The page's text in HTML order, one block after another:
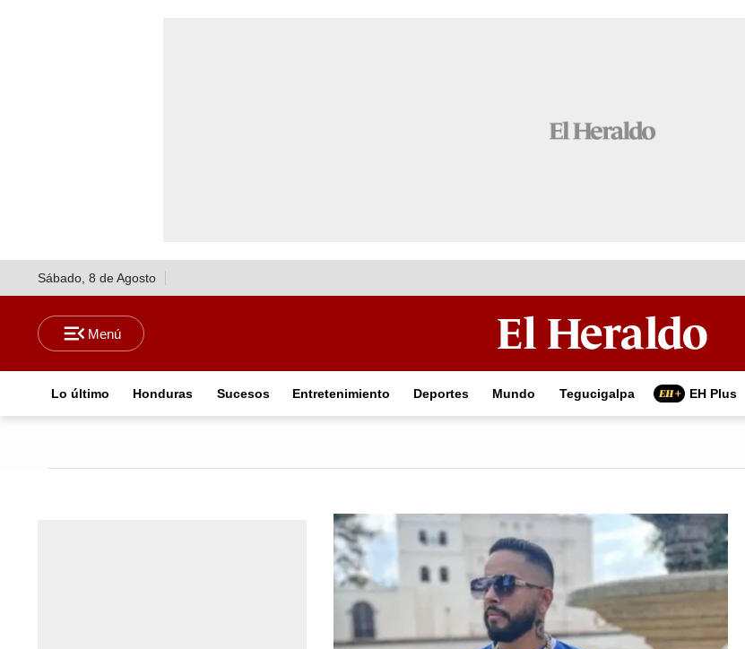
Sábado, 8 de Agosto
Lo último Honduras Sucesos Entretenimiento Deportes Mundo Tegucigalpa EH Plus